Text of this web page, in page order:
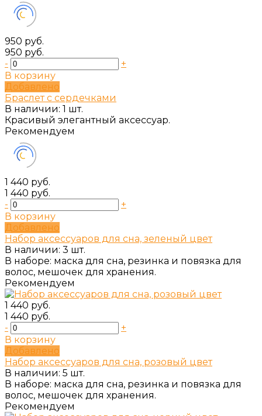
950 руб.
950 руб.
-
+
В корзину
Добавлено
Браслет с сердечками
В наличии: 1 шт.
Красивый элегантный аксессуар.
Рекомендуем
1 440 руб.
1 440 руб.
-
+
В корзину
Добавлено
Набор аксессуаров для сна, зеленый цвет
В наличии: 3 шт.
В наборе: маска для сна, резинка и повязка для
волос, мешочек для хранения.
Рекомендуем
1 440 руб.
1 440 руб.
-
+
В корзину
Добавлено
Набор аксессуаров для сна, розовый цвет
В наличии: 5 шт.
В наборе: маска для сна, резинка и повязка для
волос, мешочек для хранения.
Рекомендуем